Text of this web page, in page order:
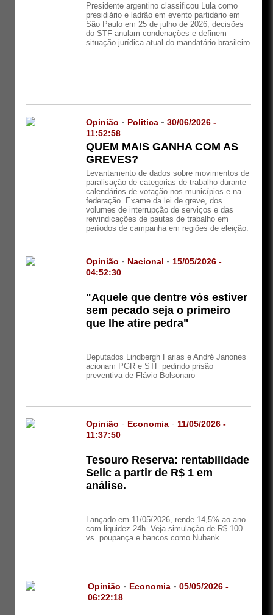
Presidente argentino classificou Lula como
presidiário e ladrão em evento partidário em
São Paulo em 25 de julho de 2026; decisões
do STF anulam condenações e definem
situação jurídica atual do mandatário brasileiro
Opinião - Politica -30/06/2026 -
11:52:58
QUEM MAIS GANHA COM AS
GREVES?
Levantamento de dados sobre movimentos de
paralisação de categorias de trabalho durante
calendários de votação nos municípios e na
federação. Exame da lei de greve, dos
volumes de interrupção de serviços e das
reivindicações de pautas de trabalho em
períodos de campanha em regiões de eleição.
Opinião - Nacional - 15/05/2026 -
04:52:30
"Aquele que dentre vós estiver
sem pecado seja o primeiro
que lhe atire pedra"
Deputados Lindbergh Farias e André Janones
acionam PGR e STF pedindo prisão
preventiva de Flávio Bolsonaro
Opinião - Economia - 11/05/2026 -
11:37:50
Tesouro Reserva: rentabilidade
Selic a partir de R$ 1 em
análise.
Lançado em 11/05/2026, rende 14,5% ao ano
com liquidez 24h. Veja simulação de R$ 100
vs. poupança e bancos como Nubank.
Opinião - Economia -05/05/2026 -
06:22:18